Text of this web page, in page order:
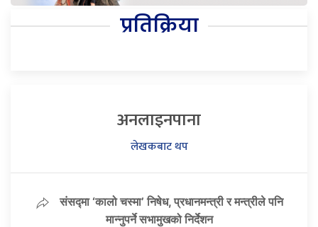
प्रतिक्रिया
अनलाइनपाना
लेखकबाट थप
संसद्मा ‘कालो चस्मा’ निषेध, प्रधानमन्त्री र मन्त्रीले पनि
मान्नुपर्ने सभामुखको निर्देशन